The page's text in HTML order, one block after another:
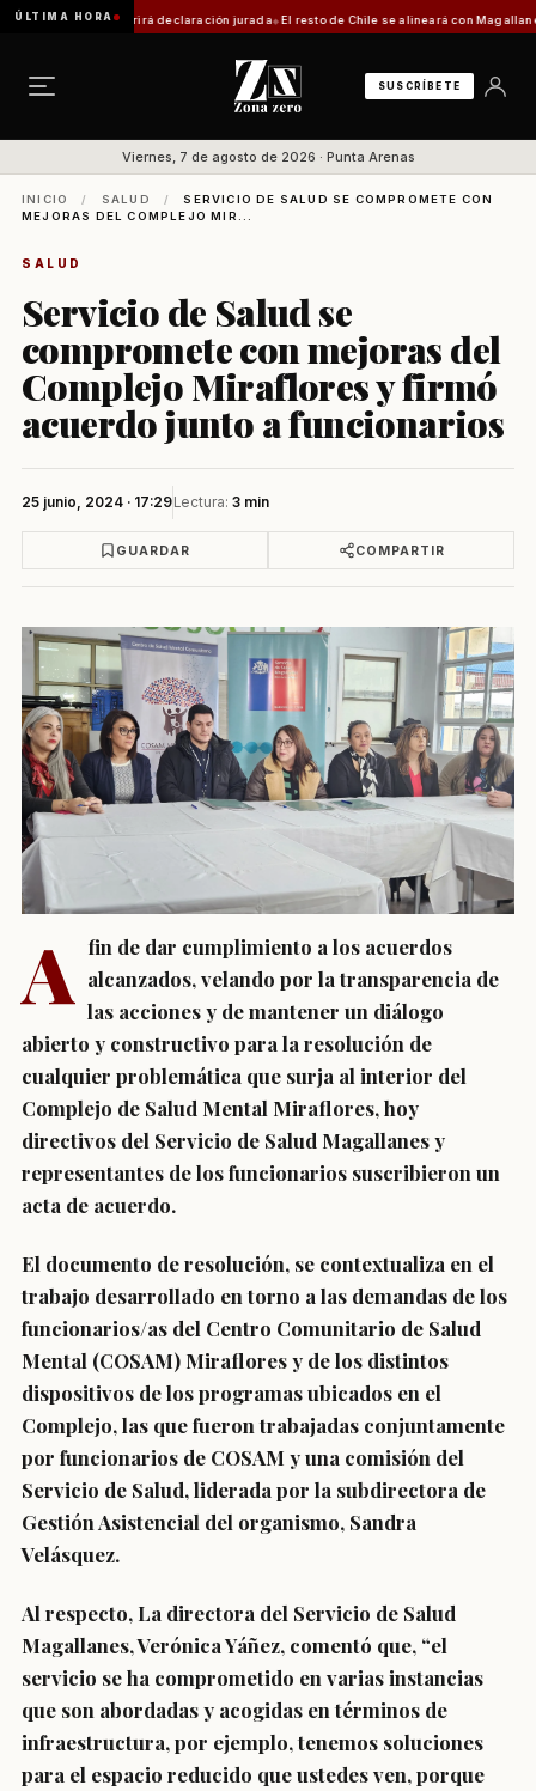
ÚLTIMA HORA
requerirá declaración jurada El resto de Chile se alineará con Magallanes:
SUSCRÍBETE
Viernes, 7 de agosto de 2026 · Punta Arenas
INICIO / SALUD /
SERVICIO DE SALUD SE COMPROMETE CON
MEJORAS DEL COMPLEJO MIR...
SALUD
Servicio de Salud se
compromete con mejoras del
Complejo Miraflores y firmó
acuerdo junto a funcionarios
25 junio, 2024 · 17:29Lectura: 3 min
GUARDAR COMPARTIR
A fin de dar cumplimiento a los acuerdos
alcanzados, velando por la transparencia de
las acciones y de mantener un diálogo
abierto y constructivo para la resolución de
cualquier problemática que surja al interior del
Complejo de Salud Mental Miraflores, hoy
directivos del Servicio de Salud Magallanes y
representantes de los funcionarios suscribieron un
acta de acuerdo.
El documento de resolución, se contextualiza en el
trabajo desarrollado en torno a las demandas de los
funcionarios/as del Centro Comunitario de Salud
Mental (COSAM) Miraflores y de los distintos
dispositivos de los programas ubicados en el
Complejo, las que fueron trabajadas conjuntamente
por funcionarios de COSAM y una comisión del
Servicio de Salud, liderada por la subdirectora de
Gestión Asistencial del organismo, Sandra
Velásquez.
Al respecto, La directora del Servicio de Salud
Magallanes, Verónica Yáñez, comentó que, “el
servicio se ha comprometido en varias instancias
que son abordadas y acogidas en términos de
infraestructura, por ejemplo, tenemos soluciones
para el espacio reducido que ustedes ven, porque